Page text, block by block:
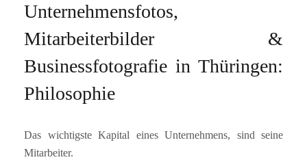
Unternehmensfotos,
Mitarbeiterbilder &
Businessfotografie in Thüringen:
Philosophie
Das wichtigste Kapital eines Unternehmens, sind seine
Mitarbeiter.